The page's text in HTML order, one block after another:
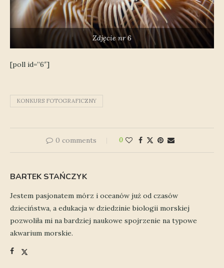
Zdjęcie nr 6
[poll id=”6″]
KONKURS FOTOGRAFICZNY
0 comments 0
BARTEK STAŃCZYK
Jestem pasjonatem mórz i oceanów już od czasów
dzieciństwa, a edukacja w dziedzinie biologii morskiej
pozwoliła mi na bardziej naukowe spojrzenie na typowe
akwarium morskie.